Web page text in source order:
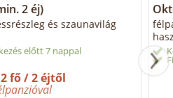
2 éj)
és szaunavilág
előtt 7 nappal
fő / 2 éjtől